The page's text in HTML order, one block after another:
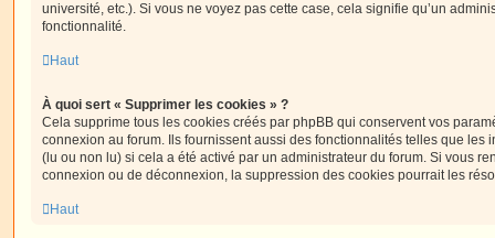
université, etc.). Si vous ne voyez pas cette case, cela signifie qu’un
fonctionnalité.
Haut
À quoi sert « Supprimer les cookies » ?
Cela supprime tous les cookies créés par phpBB qui conservent vos
connexion au forum. Ils fournissent aussi des fonctionnalités telles que les
(lu ou non lu) si cela a été activé par un administrateur du forum. Si vous
connexion ou de déconnexion, la suppression des cookies pourrait les
Haut